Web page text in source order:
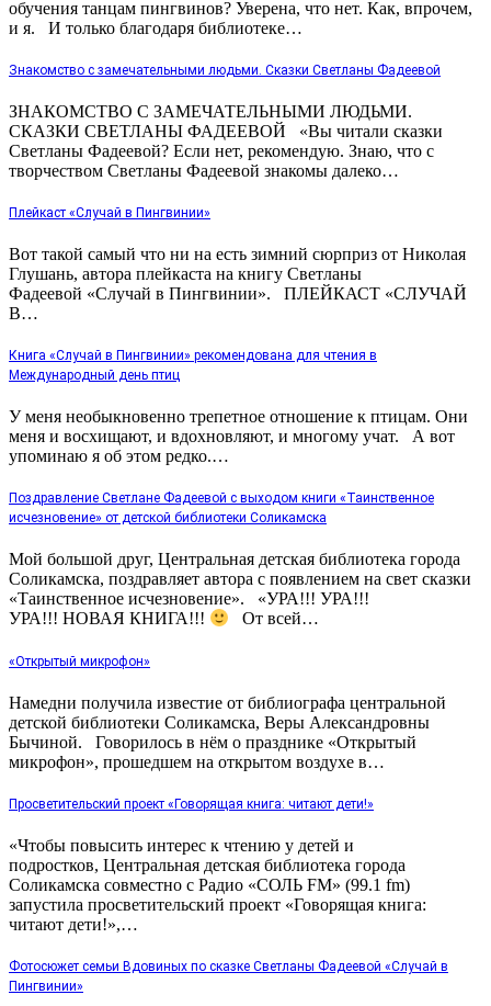
обучения танцам пингвинов? Уверена, что нет. Как, впрочем,
и я. И только благодаря библиотеке…
Знакомство с замечательными людьми. Сказки Светланы Фадеевой
ЗНАКОМСТВО С ЗАМЕЧАТЕЛЬНЫМИ ЛЮДЬМИ.
СКАЗКИ СВЕТЛАНЫ ФАДЕЕВОЙ «Вы читали сказки
Светланы Фадеевой? Если нет, рекомендую. Знаю, что с
творчеством Светланы Фадеевой знакомы далеко…
Плейкаст «Случай в Пингвинии»
Вот такой самый что ни на есть зимний сюрприз от Николая
Глушань, автора плейкаста на книгу Светланы
Фадеевой «Случай в Пингвинии». ПЛЕЙКАСТ «СЛУЧАЙ
В…
Книга «Случай в Пингвинии» рекомендована для чтения в
Международный день птиц
У меня необыкновенно трепетное отношение к птицам. Они
меня и восхищают, и вдохновляют, и многому учат. А вот
упоминаю я об этом редко.…
Поздравление Светлане Фадеевой с выходом книги «Таинственное
исчезновение» от детской библиотеки Соликамска
Мой большой друг, Центральная детская библиотека города
Соликамска, поздравляет автора с появлением на свет сказки
«Таинственное исчезновение». «УРА!!! УРА!!!
УРА!!! НОВАЯ КНИГА!!!
От всей…
«Открытый микрофон»
Намедни получила известие от библиографа центральной
детской библиотеки Соликамска, Веры Александровны
Бычиной. Говорилось в нём о празднике «Открытый
микрофон», прошедшем на открытом воздухе в…
Просветительский проект «Говорящая книга: читают дети!»
«Чтобы повысить интерес к чтению у детей и
подростков, Центральная детская библиотека города
Соликамска совместно с Радио «СОЛЬ FM» (99.1 fm)
запустила просветительский проект «Говорящая книга:
читают дети!»,…
Фотосюжет семьи Вдовиных по сказке Светланы Фадеевой «Случай в
Пингвинии»